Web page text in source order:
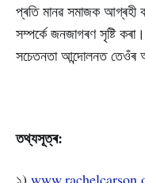
প্ৰতি মানৱ সমাজক আগ্ৰহী
সম্পৰ্কে জনজাগৰণ সৃষ্টি
সচেতনতা আন্দোলনত তেওঁৰ
তথ্যসূত্ৰ:
১)